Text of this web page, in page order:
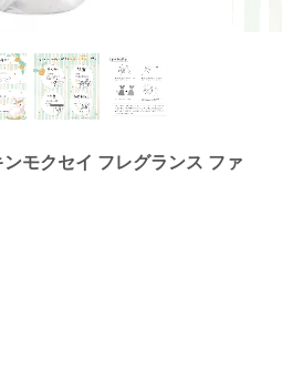
モクセイ フレグランス ファ